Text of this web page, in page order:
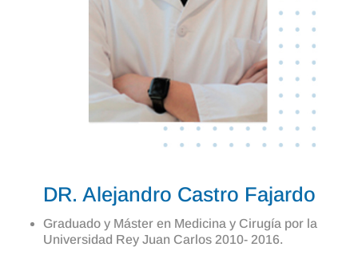
DR. Alejandro Castro Fajardo
Graduado y Máster en Medicina y Cirugía por la
Universidad Rey Juan Carlos 2010- 2016.